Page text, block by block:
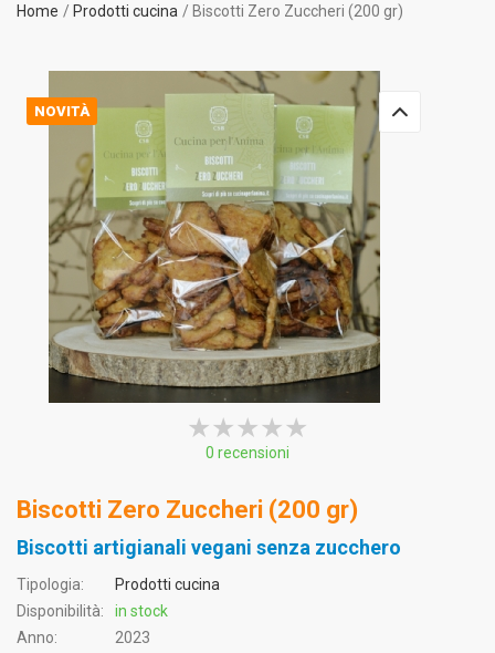
Home Prodotti cucina Biscotti Zero Zuccheri (200 gr)
★★★★★
★★★★★
★★★★★
0 recensioni
NOVITÀ
Biscotti Zero Zuccheri (200 gr)
Biscotti artigianali vegani senza zucchero
Tipologia:
Prodotti cucina
Disponibilità:
in stock
Anno:
2023